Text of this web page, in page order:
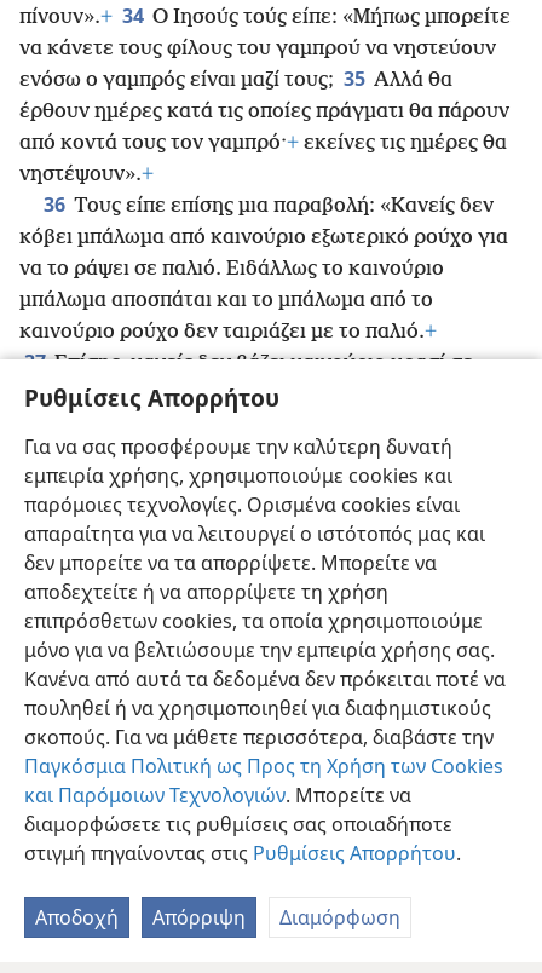
Ρυθμίσεις Απορρήτου
Για να σας προσφέρουμε την καλύτερη δυνατή
εμπειρία χρήσης, χρησιμοποιούμε cookies και
παρόμοιες τεχνολογίες. Ορισμένα cookies είναι
απαραίτητα για να λειτουργεί ο ιστότοπός μας και
δεν μπορείτε να τα απορρίψετε. Μπορείτε να
αποδεχτείτε ή να απορρίψετε τη χρήση
επιπρόσθετων cookies, τα οποία χρησιμοποιούμε
μόνο για να βελτιώσουμε την εμπειρία χρήσης σας.
Κανένα από αυτά τα δεδομένα δεν πρόκειται ποτέ να
πουληθεί ή να χρησιμοποιηθεί για διαφημιστικούς
σκοπούς. Για να μάθετε περισσότερα, διαβάστε την
Παγκόσμια Πολιτική ως Προς τη Χρήση των Cookies
και Παρόμοιων Τεχνολογιών. Μπορείτε να
διαμορφώσετε τις ρυθμίσεις σας οποιαδήποτε
στιγμή πηγαίνοντας στις Ρυθμίσεις Απορρήτου.
Αποδοχή Απόρριψη Διαμόρφωση
πίνουν».+ 34 Ο Ιησούς τούς είπε: «Μήπως μπορείτε
να κάνετε τους φίλους του γαμπρού να νηστεύουν
ενόσω ο γαμπρός είναι μαζί τους; 35 Αλλά θα
έρθουν ημέρες κατά τις οποίες πράγματι θα πάρουν
από κοντά τους τον γαμπρό·+ εκείνες τις ημέρες θα
νηστέψουν».+
36 Τους είπε επίσης μια παραβολή: «Κανείς δεν
κόβει μπάλωμα από καινούριο εξωτερικό ρούχο για
να το ράψει σε παλιό. Ειδάλλως το καινούριο
μπάλωμα αποσπάται και το μπάλωμα από το
καινούριο ρούχο δεν ταιριάζει με το παλιό.+
37 Επίσης, κανείς δεν βάζει καινούριο κρασί σε
παλιά ασκιά. Ειδάλλως το καινούριο κρασί θα σκίσει
καταστραφούν. 38 Αλλά το καινούριο κρασί πρέπει
να το βάζουν σε καινούρια ασκιά. 39 Κανείς δεν
θέλει καινούριο κρασί αφού πιει παλιό, διότι λέει:
“Το παλιό είναι ωραίο”».
Ελληνική Κοινή Χρήση Προτιμήσεις
Copyright © 2026 Watch Tower Bible and Tract Society of Pennsylvania
Όροι Χρήσης Πολιτική Απορρήτου
Ρυθμίσεις Απορρήτου
JW.ORG
Σύνδεση